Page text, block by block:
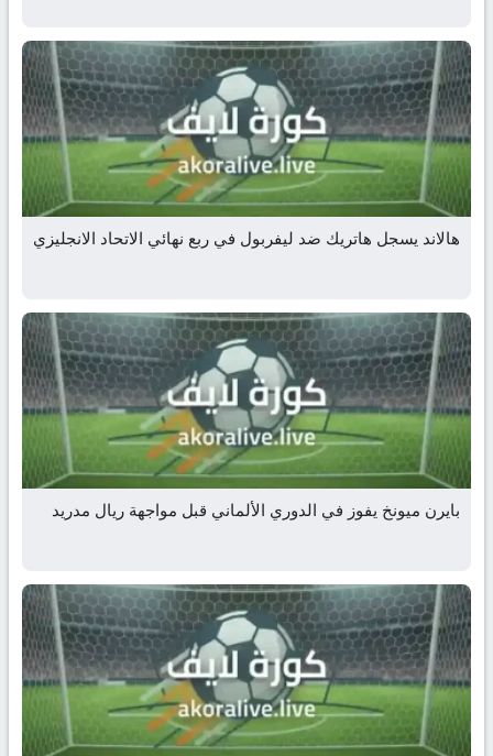
هالاند يسجل هاتريك ضد ليفربول في ربع نهائي الاتحاد الانجليزي
بايرن ميونخ يفوز في الدوري الألماني قبل مواجهة ريال مدريد